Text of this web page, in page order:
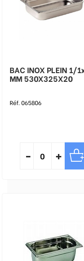
BAC INOX PLEIN 1/
MM 530X325X20
Réf. 065806